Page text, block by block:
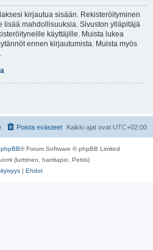
kirjautua sisään. Rekisteröityminen
lisää mahdollisuuksia. Sivuston ylläpitäjä
käyttäjille. Muista lukea
ennen kirjautumista. Muista myös
Kaikki ajat ovat UTC+02:00
Poista evästeet
phpBB® Forum Software © phpBB Limited
(lurttinen, harritapio, Pettis)
| Ehdot